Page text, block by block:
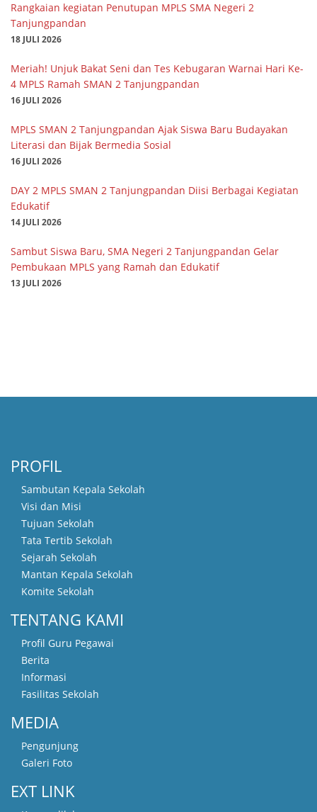
Rangkaian kegiatan Penutupan MPLS SMA Negeri 2
Tanjungpandan
18 JULI 2026
Meriah! Unjuk Bakat Seni dan Tes Kebugaran Warnai Hari Ke-
4 MPLS Ramah SMAN 2 Tanjungpandan
16 JULI 2026
MPLS SMAN 2 Tanjungpandan Ajak Siswa Baru Budayakan
Literasi dan Bijak Bermedia Sosial
16 JULI 2026
DAY 2 MPLS SMAN 2 Tanjungpandan Diisi Berbagai Kegiatan
Edukatif
14 JULI 2026
Sambut Siswa Baru, SMA Negeri 2 Tanjungpandan Gelar
Pembukaan MPLS yang Ramah dan Edukatif
13 JULI 2026
PROFIL
Sambutan Kepala Sekolah
Visi dan Misi
Tujuan Sekolah
Tata Tertib Sekolah
Sejarah Sekolah
Mantan Kepala Sekolah
Komite Sekolah
TENTANG KAMI
Profil Guru Pegawai
Berita
Informasi
Fasilitas Sekolah
MEDIA
Pengunjung
Galeri Foto
EXT LINK